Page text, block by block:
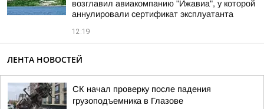
возглавил авиакомпанию "Ижавиа", у которой
аннулировали сертификат эксплуатанта
12:19
ЛЕНТА НОВОСТЕЙ
СК начал проверку после падения
грузоподъемника в Глазове